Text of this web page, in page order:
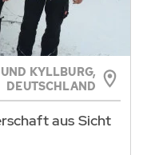
KYLLBURG,
DEUTSCHLAND
aus Sicht